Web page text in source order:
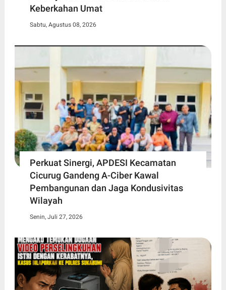
Keberkahan Umat
Sabtu, Agustus 08, 2026
Perkuat Sinergi, APDESI Kecamatan
Cicurug Gandeng A-Ciber Kawal
Pembangunan dan Jaga Kondusivitas
Wilayah
Senin, Juli 27, 2026